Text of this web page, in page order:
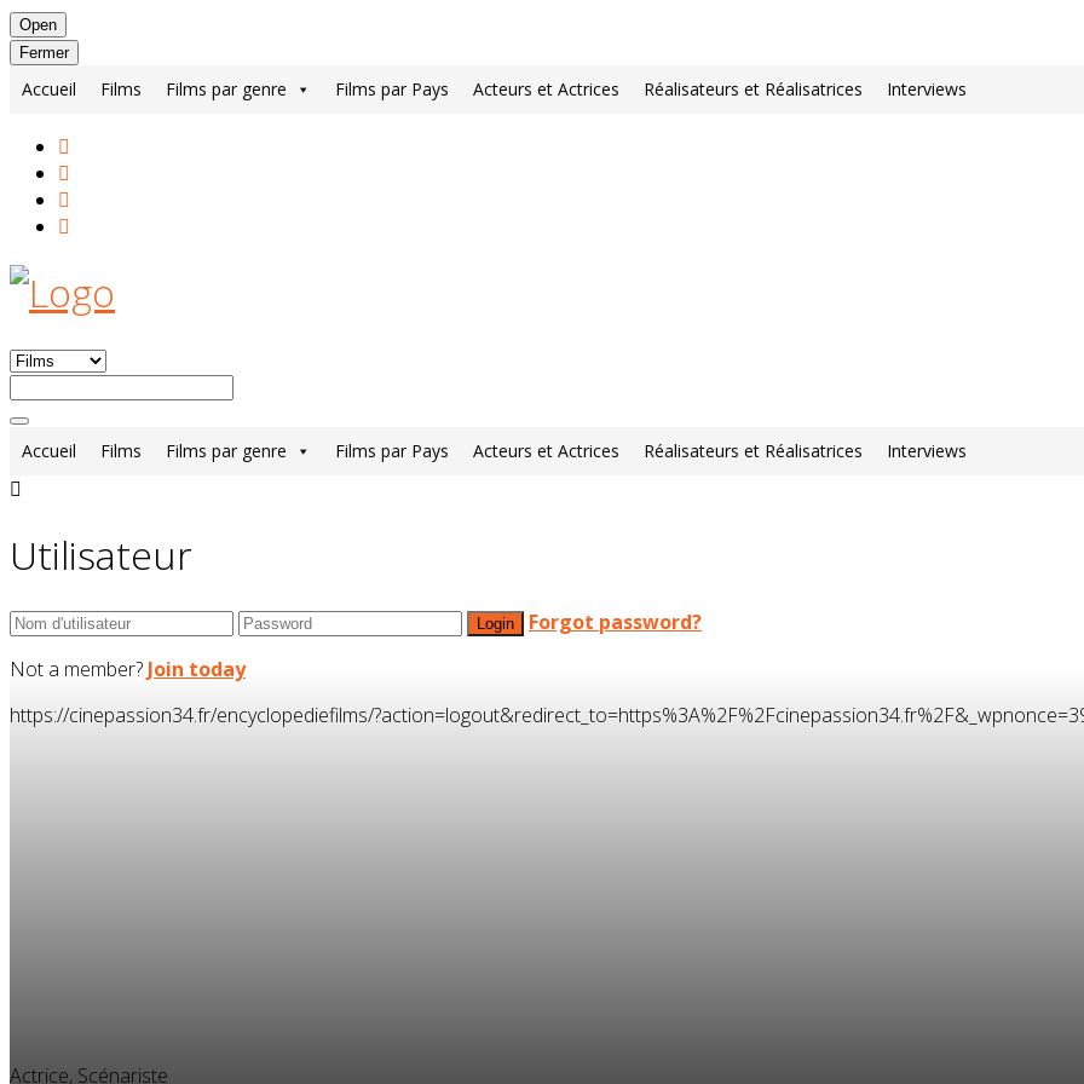
Open
Fermer
Accueil Films Films par genre Films par Pays Acteurs et Actrices Réalisateurs et Réalisatrices Interviews
Accueil Films Films par genre Films par Pays Acteurs et Actrices Réalisateurs et Réalisatrices Interviews
Utilisateur
Forgot password?
Not a member? Join today
https://cinepassion34.fr/encyclopediefilms/
Actrice, Scénariste